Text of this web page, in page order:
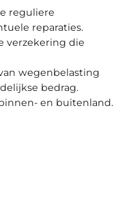
reguliere
reparaties.
verzekering die
wegenbelasting
bedrag.
en buitenland.